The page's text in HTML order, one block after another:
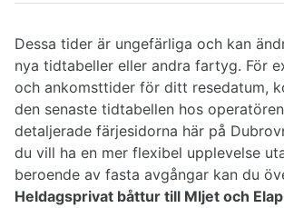
Dessa tider är ungefärliga och kan
nya tidtabeller eller andra fartyg. För
och ankomsttider för ditt resedatum,
den senaste tidtabellen hos
detaljerade färjesidorna här på
du vill ha en mer flexibel upplevelse
beroende av fasta avgångar kan du
Heldagsprivat båttur till Mljet och